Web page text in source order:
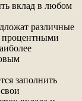
вклад в любом
различные
процентными
заполнить